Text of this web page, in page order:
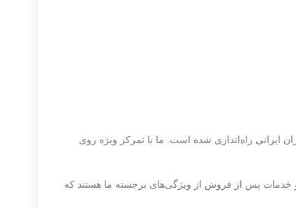
خدمات پس از فروش از ویژگی‌های برجسته ما هستند که